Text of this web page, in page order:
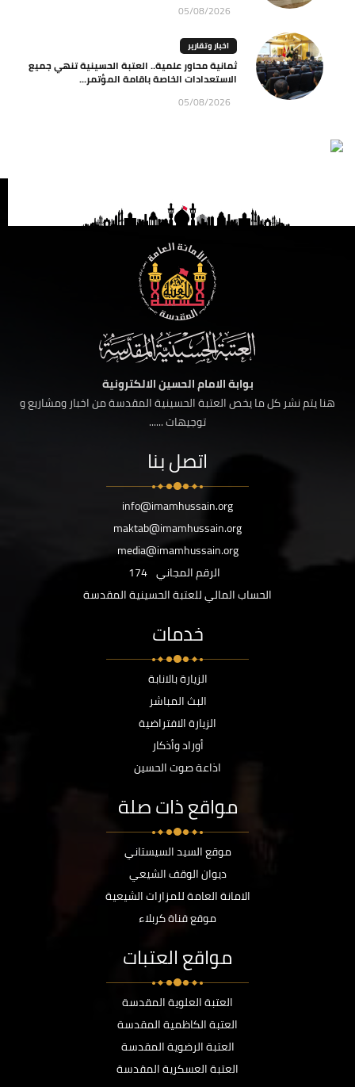
05/08/2026
اخبار وتقارير
ثمانية محاور علمية.. العتبة الحسينية تنهي جميع
الاستعدادات الخاصة باقامة المؤتمر...
05/08/2026
بوابة الامام الحسين الالكترونية
هنا يتم نشر كل ما يخص العتبة الحسينية المقدسة من اخبار ومشاريع و
توجيهات ......
اتصل بنا
info@imamhussain.org
maktab@imamhussain.org
media@imamhussain.org
الرقم المجاني 174
الحساب المالي للعتبة الحسينية المقدسة
خدمات
الزيارة بالانابة
البث المباشر
الزيارة الافتراضية
أوراد وأذكار
اذاعة صوت الحسين
مواقع ذات صلة
موقع السيد السيستاني
ديوان الوقف الشيعي
الامانة العامة للمزارات الشيعية
موقع قناة كربلاء
مواقع العتبات
العتبة العلوية المقدسة
العتبة الكاظمية المقدسة
العتبة الرضوية المقدسة
العتبة العسكرية المقدسة